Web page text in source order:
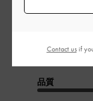
サイズ: 37/23.5cm
品質
Contact usif